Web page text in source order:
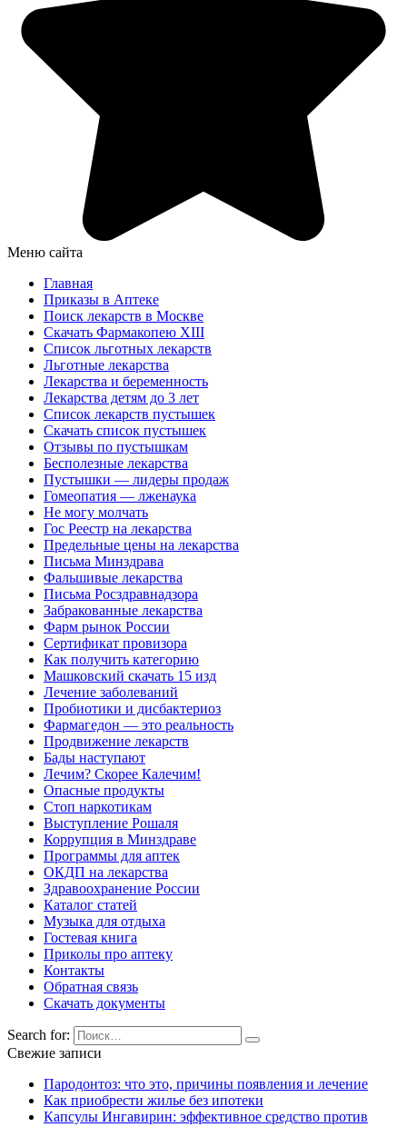
Меню сайта
Главная
Приказы в Аптеке
Поиск лекарств в Москве
Скачать Фармакопею XIII
Список льготных лекарств
Льготные лекарства
Лекарства и беременность
Лекарства детям до 3 лет
Список лекарств пустышек
Скачать список пустышек
Отзывы по пустышкам
Бесполезные лекарства
Пустышки — лидеры продаж
Гомеопатия — лженаука
Не могу молчать
Гос Реестр на лекарства
Предельные цены на лекарства
Письма Минздрава
Фальшивые лекарства
Письма Росздравнадзора
Забракованные лекарства
Фарм рынок России
Сертификат провизора
Как получить категорию
Машковский скачать 15 изд
Лечение заболеваний
Пробиотики и дисбактериоз
Фармагедон — это реальность
Продвижение лекарств
Бады наступают
Лечим? Скорее Калечим!
Опасные продукты
Стоп наркотикам
Выступление Рошаля
Коррупция в Минздраве
Программы для аптек
ОКДП на лекарства
Здравоохранение России
Каталог статей
Музыка для отдыха
Гостевая книга
Приколы про аптеку
Контакты
Обратная связь
Скачать документы
Search for:
Свежие записи
Пародонтоз: что это, причины появления и лечение
Как приобрести жилье без ипотеки
Капсулы Ингавирин: эффективное средство против